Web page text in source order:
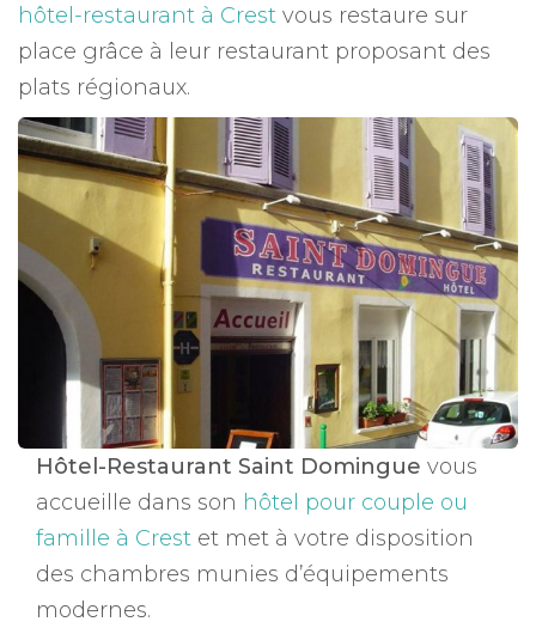
hôtel-restaurant à Crest vous restaure sur
place grâce à leur restaurant proposant des
plats régionaux.
Hôtel-Restaurant Saint Domingue vous
accueille dans son hôtel pour couple ou
famille à Crest et met à votre disposition
des chambres munies d’équipements
modernes.